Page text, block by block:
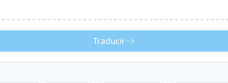
Traducir